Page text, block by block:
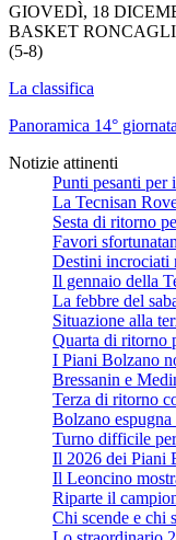
GIOVEDÌ, 18
BASKET
(5-8)
La classifica
Panoramica 14° giornata
Notizie attinenti
Punti pesanti per
La Tecnisan
Sesta di ritorno
Favori
Destini incrociati
Il gennaio della
La febbre del
Situazione alla
Quarta di ritorno
I Piani Bolzano
Bressanin e
Terza di ritorno
Bolzano
Turno difficile
Il 2026 dei Piani
Il Leoncino
Riparte il
Chi scende e chi